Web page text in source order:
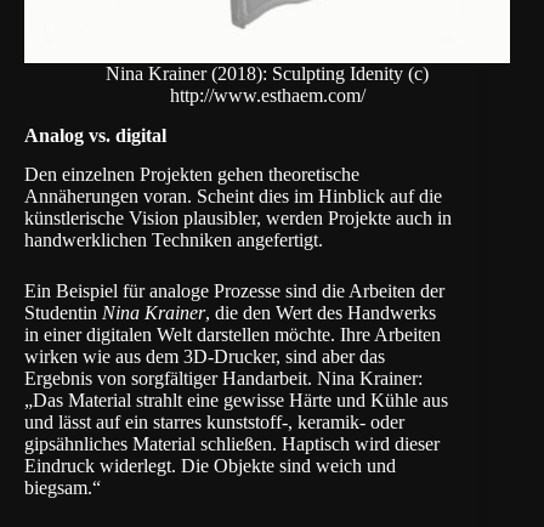
Nina Krainer (2018): Sculpting Idenity (c)
http://www.esthaem.com/
Analog vs. digital
Den einzelnen Projekten gehen theoretische
Annäherungen voran. Scheint dies im Hinblick auf die
künstlerische Vision plausibler, werden Projekte auch in
handwerklichen Techniken angefertigt.
Ein Beispiel für analoge Prozesse sind die Arbeiten der
Studentin Nina Krainer, die den Wert des Handwerks
in einer digitalen Welt darstellen möchte. Ihre Arbeiten
wirken wie aus dem 3D-Drucker, sind aber das
Ergebnis von sorgfältiger Handarbeit. Nina Krainer:
„Das Material strahlt eine gewisse Härte und Kühle aus
und lässt auf ein starres kunststoff-, keramik- oder
gipsähnliches Material schließen. Haptisch wird dieser
Eindruck widerlegt. Die Objekte sind weich und
biegsam.“